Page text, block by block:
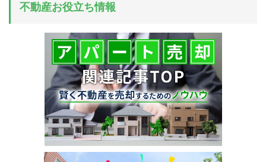
不動産お役立ち情報